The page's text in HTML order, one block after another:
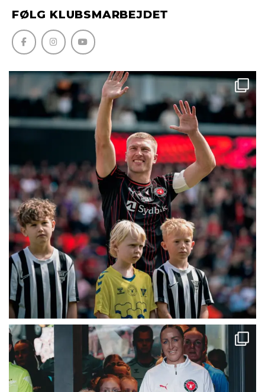
FØLG KLUBSMARBEJDET